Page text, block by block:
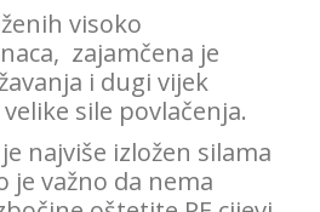
visoko
zajamčena je
i dugi vijek
sile povlačenja.
najviše izložen silama
je važno da nema